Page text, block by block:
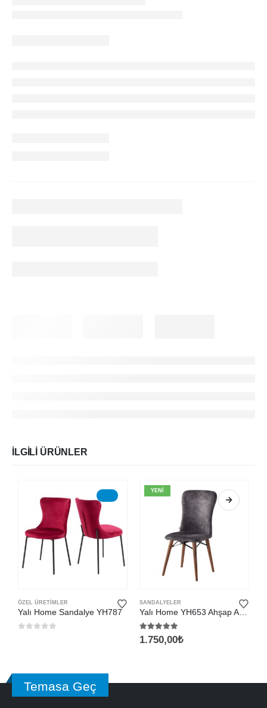
İLGILI ÜRÜNLER
ÖZEL ÜRETİMLER
Yalı Home Sandalye YH787
YENI
SANDALYELER
Yalı Home YH653 Ahşap Ayaklı Sandalye
5.005 üzerinden
1.750,00₺
Temasa Geç